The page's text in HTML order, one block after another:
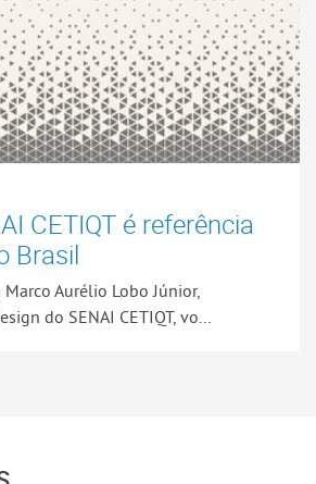
CETIQT é referência
Brasil
Aurélio Lobo Júnior,
do SENAI CETIQT, vo...